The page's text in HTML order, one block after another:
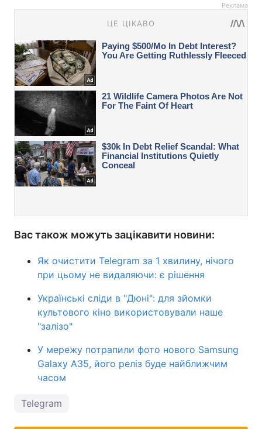
Реклама
Вас також можуть зацікавити новини:
Як очистити Telegram за 1 хвилину, нічого
при цьому не видаляючи: є рішення
Українські сліди в "Дюні": для зйомки
культового кіно використовували наше
"залізо"
У мережу потрапили фото нового Samsung
Galaxy A35, його реліз буде найближчим
часом
Telegram